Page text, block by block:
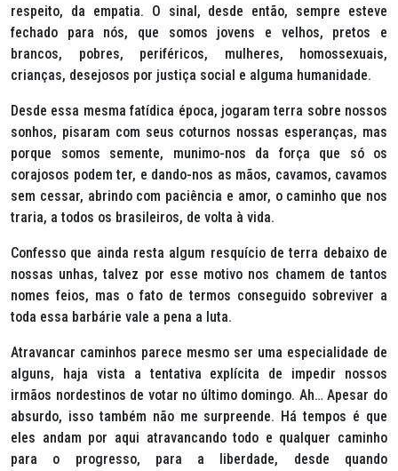
respeito, da empatia. O sinal, desde então, sempre esteve
fechado para nós, que somos jovens e velhos, pretos e
brancos, pobres, periféricos, mulheres, homossexuais,
crianças, desejosos por justiça social e alguma humanidade.
Desde essa mesma fatídica época, jogaram terra sobre nossos
sonhos, pisaram com seus coturnos nossas esperanças, mas
porque somos semente, munimo-nos da força que só os
corajosos podem ter, e dando-nos as mãos, cavamos, cavamos
sem cessar, abrindo com paciência e amor, o caminho que nos
traria, a todos os brasileiros, de volta à vida.
Confesso que ainda resta algum resquício de terra debaixo de
nossas unhas, talvez por esse motivo nos chamem de tantos
nomes feios, mas o fato de termos conseguido sobreviver a
toda essa barbárie vale a pena a luta.
Atravancar caminhos parece mesmo ser uma especialidade de
alguns, haja vista a tentativa explícita de impedir nossos
irmãos nordestinos de votar no último domingo. Ah… Apesar do
absurdo, isso também não me surpreende. Há tempos é que
eles andam por aqui atravancando todo e qualquer caminho
para o progresso, para a liberdade, desde quando